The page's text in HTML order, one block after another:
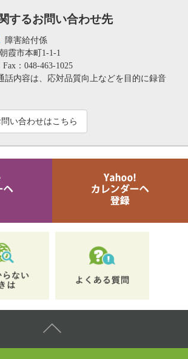
するお問い合わせ先
障害給付係
霞市本町1-1-1
Fax：048-463-1025
話内容は、応対品質向上などを目的に録音
い合わせはこちら